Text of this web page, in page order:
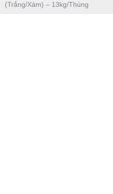
(Trắng/Xám) – 13kg/Thùng